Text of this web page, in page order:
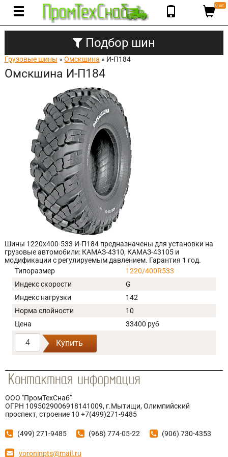
0 шт.
Подбор шин
Грузовые шины » Омскшина » И-П184
Омскшина И-П184
Шины 1220х400-533 И-П184 предназначены для установки на
грузовые автомобили: КАМАЗ-4310, КАМАЗ-43105 и
модификации с регулируемым давлением. Гарантия 1 год.
Типоразмер
1220/400R533
Индекс скорости
G
Индекс нагрузки
142
Норма слойности
10
Цена
33400 руб
Купить
ООО "ПромТехСнаб"
ОГРН 1095029006918141009, г.Мытищи, Олимпийский
проспект, строение 10 +7(499)271-9485
(499) 271-9485 (968) 774-05-22 (906) 730-4353
voroninpts@mail.ru